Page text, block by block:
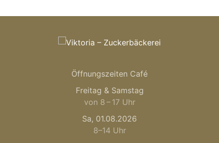
Öffnungszeiten Café
Freitag & Samstag
von 8 – 17 Uhr
Sa, 01.08.2026
8–14 Uhr